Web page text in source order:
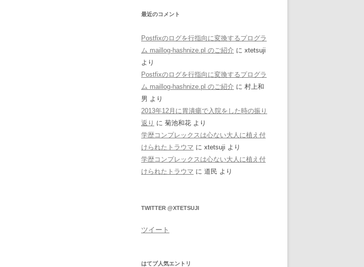
最近のコメント
Postfixのログを行指向に変換するプログラ
ム maillog-hashnize.pl のご紹介 に xtetsuji
より
Postfixのログを行指向に変換するプログラ
ム maillog-hashnize.pl のご紹介 に 村上和
男 より
2013年12月に胃潰瘍で入院をした時の振り
返り に 菊池和花 より
学歴コンプレックスは心ない大人に植え付
けられたトラウマ に xtetsuji より
学歴コンプレックスは心ない大人に植え付
けられたトラウマ に 道民 より
TWITTER @XTETSUJI
ツイート
はてブ人気エントリ